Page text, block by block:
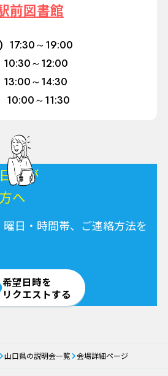
前図書館
17:30～19:00
10:30～12:00
13:00～14:30
10:00～11:30
程が
へ
日・時間帯、ご連絡方法を
希望日時を
リクエストする
山口県の説明会一覧 会場詳細ページ